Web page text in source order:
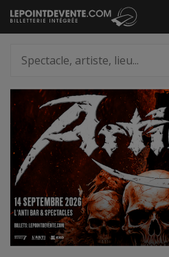
Passer
au
artiste,
lieu...